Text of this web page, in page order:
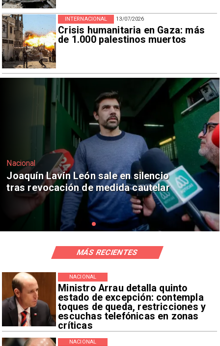
13/07/2026
Crisis humanitaria en Gaza: más
de 1.000 palestinos muertos
INTERNACIONAL
Nacional
Chile y Venezuela formalizan reinicio
de relaciones consulares
Ministro Arrau detalla quinto
estado de excepción: contempla
toques de queda, restricciones y
escuchas telefónicas en zonas
críticas
NACIONAL
NACIONAL
MÁS RECIENTES